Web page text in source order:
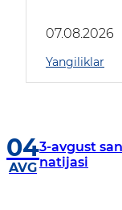
07.08.2026
Yangiliklar
04
AVG
3-avgust
natijasi